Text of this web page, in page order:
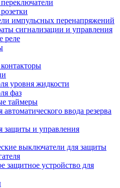
импульсных перенапряжений
сигнализации и управления
реле
уровня жидкости
фаз
таймеры
ввода резерва
защиты и управления
выключатели для защиты
защитное устройство для